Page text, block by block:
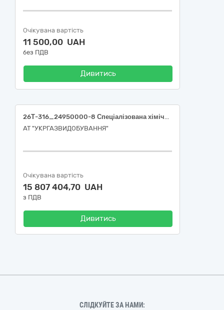
Очікувана вартість
11 500,00 UAH
без ПДВ
Дивитись
26Т-316_24950000-8 Спеціалізована хімічна продукція (Кольматант горіховий): (Лот №1 24950000-8 Спеціалізована хімічна продукція (Кольматант горіховий); Лот №2 24950000-8 Спеціалізована хімічна продукція (Кольматант горіховий))
АТ "УКРГАЗВИДОБУВАННЯ"
Очікувана вартість
15 807 404,70 UAH
з ПДВ
Дивитись
СЛІДКУЙТЕ ЗА НАМИ: